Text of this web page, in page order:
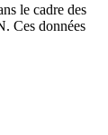
le cadre des
Ces données